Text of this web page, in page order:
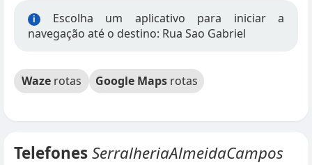
i
Escolha um aplicativo para iniciar a
navegação até o destino: Rua Sao Gabriel
Waze rotas Google Maps rotas
TelefonesSerralheriaAlmeidaCampos